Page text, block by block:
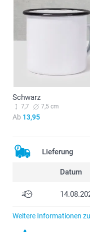
Schwarz
7,7 7,5 cm
Ab 13,95
Lieferung
Datum
Weitere Informationen